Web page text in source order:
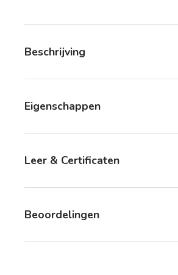
Beschrijving
Eigenschappen
Leer & Certificaten
Beoordelingen